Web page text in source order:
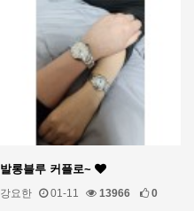
발롱블루 커플로~
강요한 01-11 13966 0